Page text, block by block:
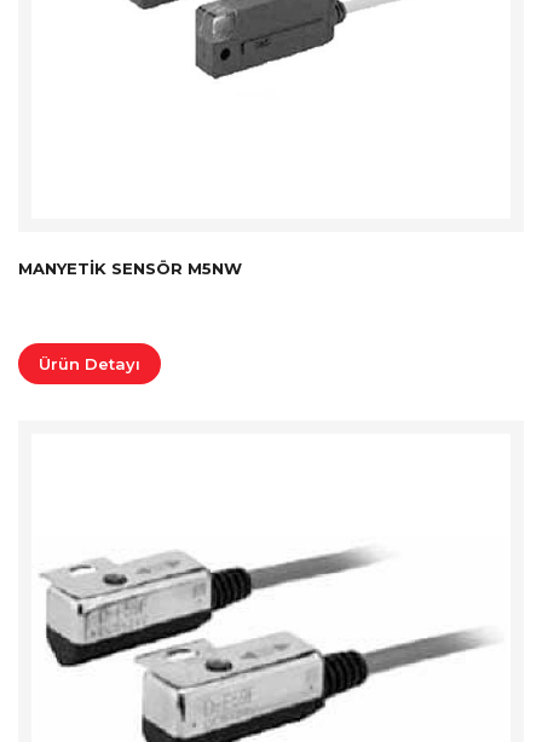
MANYETIK SENSÖR M5NW
Ürün Detayı